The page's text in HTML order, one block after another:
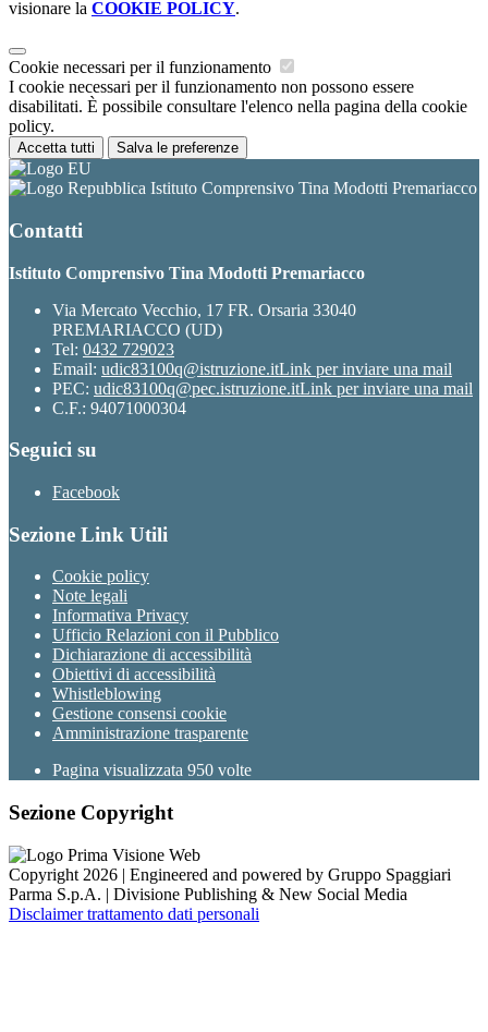
visionare la COOKIE POLICY.
Cookie necessari per il funzionamento
I cookie necessari per il funzionamento non possono essere
disabilitati. È possibile consultare l'elenco nella pagina della cookie
policy.
Accetta tutti Salva le preferenze
Istituto Comprensivo Tina Modotti Premariacco
Contatti
Istituto Comprensivo Tina Modotti Premariacco
Via Mercato Vecchio, 17 FR. Orsaria 33040
PREMARIACCO (UD)
Tel: 0432 729023
Email: udic83100q@istruzione.itLink per inviare una mail
PEC: udic83100q@pec.istruzione.itLink per inviare una mail
C.F.: 94071000304
Seguici su
Facebook
Sezione Link Utili
Cookie policy
Note legali
Informativa Privacy
Ufficio Relazioni con il Pubblico
Dichiarazione di accessibilità
Obiettivi di accessibilità
Whistleblowing
Gestione consensi cookie
Amministrazione trasparente
Pagina visualizzata 950 volte
Sezione Copyright
Copyright 2026 | Engineered and powered by Gruppo Spaggiari
Parma S.p.A. | Divisione Publishing & New Social Media
Disclaimer trattamento dati personali